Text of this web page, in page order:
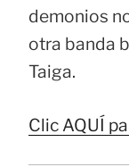
demonios
otra banda
Taiga.
Clic AQUÍ